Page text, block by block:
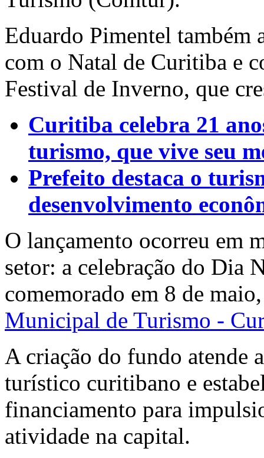
Eduardo Pimentel também
com o Natal de Curitiba e
Festival de Inverno, que
Curitiba celebra 21
turismo, que vive seu
Prefeito destaca o
desenvolvimento
O lançamento ocorreu em
setor: a celebração do Dia
comemorado em 8 de
Municipal de Turismo -
A criação do fundo atende
turístico curitibano e
financiamento para
atividade na capital.